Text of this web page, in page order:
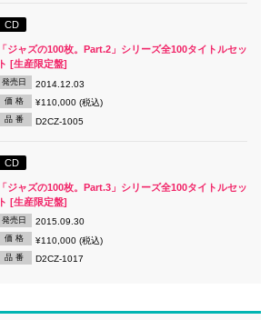
CD
「ジャズの100枚。Part.2」シリーズ全100タイトルセッ
ト [生産限定盤]
発売日 2014.12.03
価 格 ¥110,000 (税込)
品 番 D2CZ-1005
CD
「ジャズの100枚。Part.3」シリーズ全100タイトルセッ
ト [生産限定盤]
発売日 2015.09.30
価 格 ¥110,000 (税込)
品 番 D2CZ-1017